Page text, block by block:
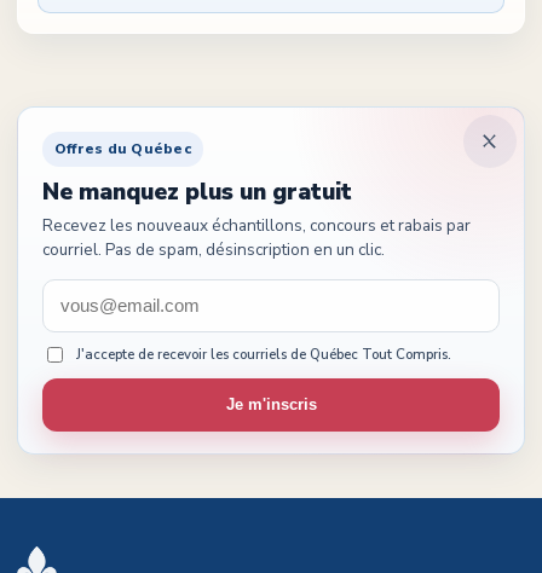
Offres du Québec
Ne manquez plus un gratuit
Recevez les nouveaux échantillons, concours et rabais par
courriel. Pas de spam, désinscription en un clic.
J'accepte de recevoir les courriels de Québec Tout Compris.
Je m'inscris